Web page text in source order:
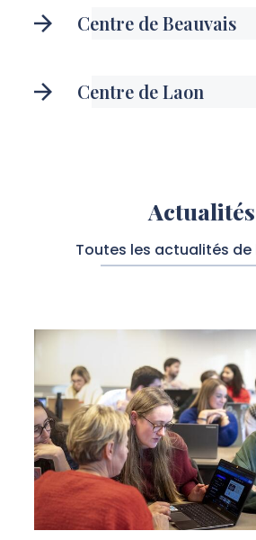
Centre de Beauvais
Centre de Laon
Actualités
Toutes les actualités de